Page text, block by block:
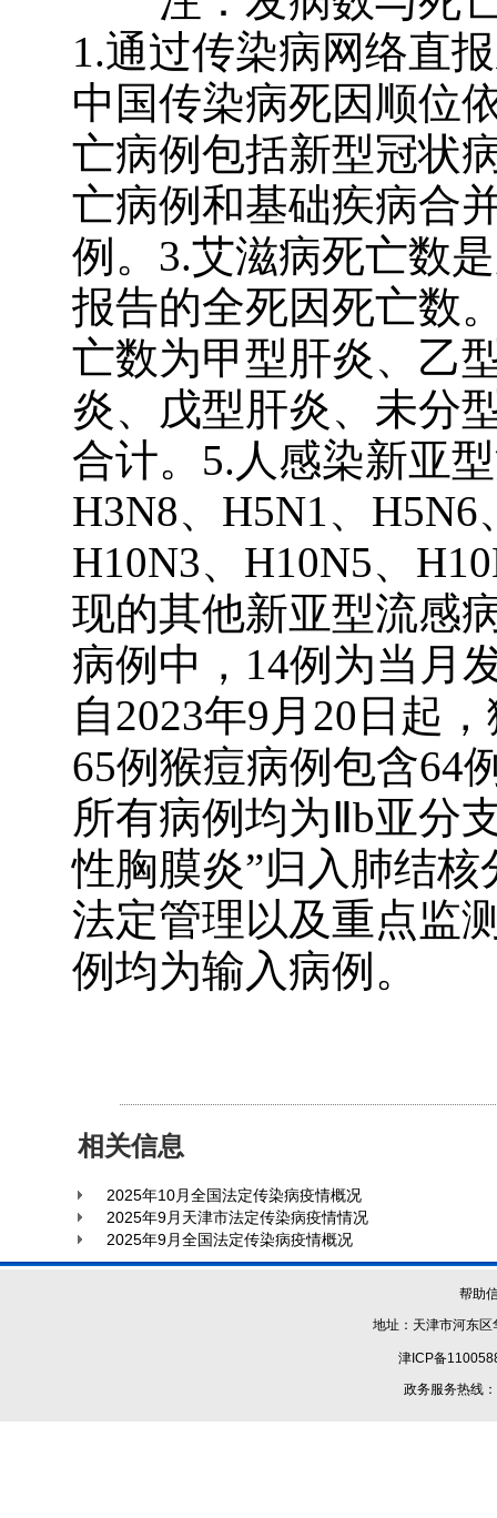
1.通过传染病网络直
中国传染病死因顺位
亡病例包括新型冠状
亡病例和基础疾病合
例。3.艾滋病死亡数
报告的全死因死亡数
亡数为甲型肝炎、乙
炎、戊型肝炎、未分
合计。5.人感染新亚
H3N8、H5N1、
H10N3、H10N5、
现的其他新亚型流感
病例中，14例为当月
自2023年9月20日起
65例猴痘病例包含64
所有病例均为Ⅱb亚分
性胸膜炎”归入肺结
法定管理以及重点监
例均为输入病例。
相关信息
2025年10月全国法定传染病疫情概况
2025年9月天津市法定传染病疫情情况
2025年9月全国法定传染病疫情概况
帮助
地址：天津市河
津ICP备
政务服务热线